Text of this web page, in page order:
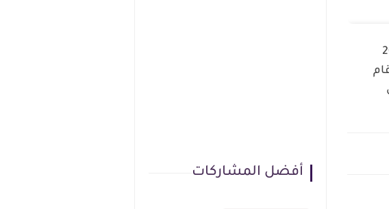
أفضل المشاركات